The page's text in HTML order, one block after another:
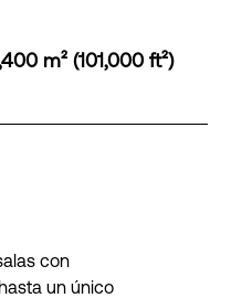
m² (101,000 ft²)
con
un único